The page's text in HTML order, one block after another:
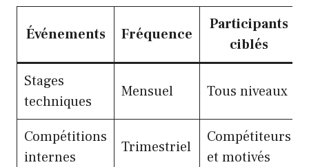
Événements Fréquence
Participants
ciblés
Stages
techniques
Mensuel Tous niveaux
Compétitions
internes
Trimestriel
Compétiteurs
et motivés